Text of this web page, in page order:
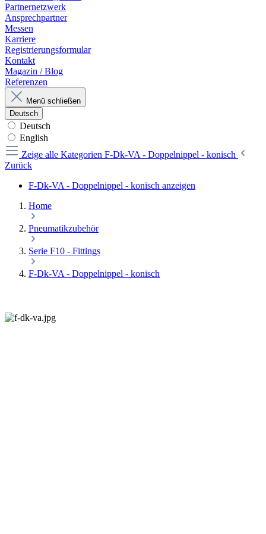
Partnernetzwerk
Ansprechpartner
Messen
Karriere
Registrierungsformular
Kontakt
Magazin / Blog
Referenzen
Menü schließen
Deutsch
Deutsch
English
Zeige alle Kategorien F-Dk-VA - Doppelnippel - konisch
Zurück
F-Dk-VA - Doppelnippel - konisch anzeigen
Home
Pneumatikzubehör
Serie F10 - Fittings
F-Dk-VA - Doppelnippel - konisch